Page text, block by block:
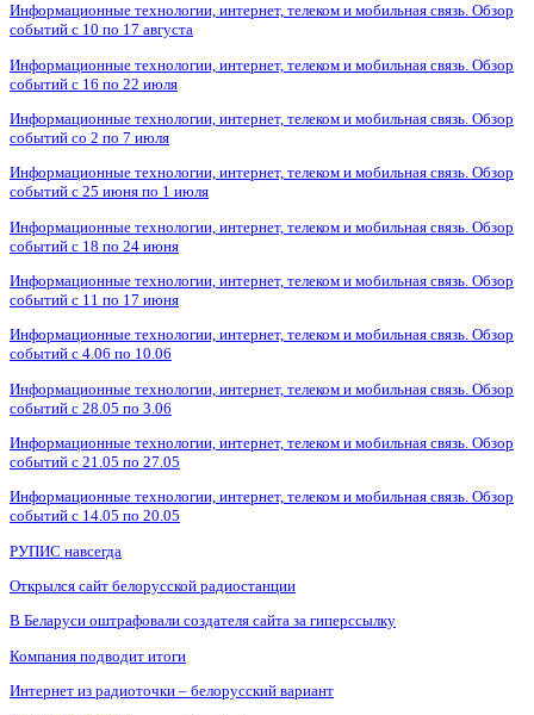
Информационные технологии, интернет, телеком и мобильная связь. Обзор
событий с 10 по 17 августа
Информационные технологии, интернет, телеком и мобильная связь. Обзор
событий с 16 по 22 июля
Информационные технологии, интернет, телеком и мобильная связь. Обзор
событий со 2 по 7 июля
Информационные технологии, интернет, телеком и мобильная связь. Обзор
событий с 25 июня по 1 июля
Информационные технологии, интернет, телеком и мобильная связь. Обзор
событий с 18 по 24 июня
Информационные технологии, интернет, телеком и мобильная связь. Обзор
событий с 11 по 17 июня
Информационные технологии, интернет, телеком и мобильная связь. Обзор
событий с 4.06 по 10.06
Информационные технологии, интернет, телеком и мобильная связь. Обзор
событий с 28.05 по 3.06
Информационные технологии, интернет, телеком и мобильная связь. Обзор
событий с 21.05 по 27.05
Информационные технологии, интернет, телеком и мобильная связь. Обзор
событий с 14.05 по 20.05
РУПИС навсегда
Открылся сайт белорусской радиостанции
В Беларуси оштрафовали создателя сайта за гиперссылку
Компания подводит итоги
Интернет из радиоточки – белорусский вариант